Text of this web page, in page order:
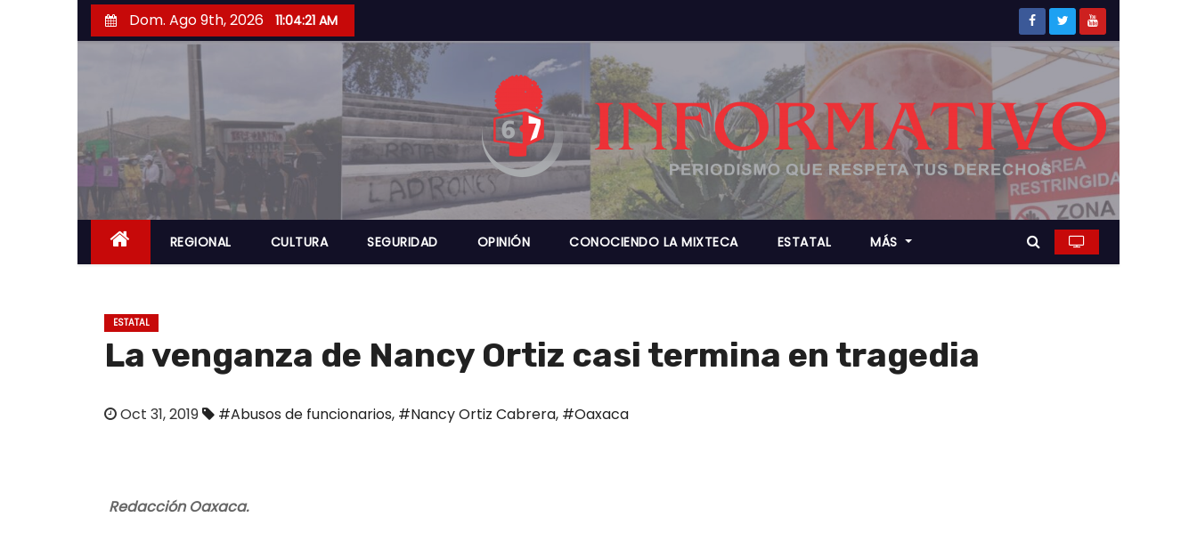
a
r
a
l
n
Dom. Ago 9th, 2026 11:04:22 AM
REGIONAL CULTURA SEGURIDAD OPINIÓN CONOCIENDO LA MIXTECA ESTATAL MÁS
ESTATAL
La venganza de Nancy Ortiz casi termina en tragedia
Oct 31, 2019 #Abusos de funcionarios, #Nancy Ortiz Cabrera, #Oaxaca
Redacción Oaxaca.